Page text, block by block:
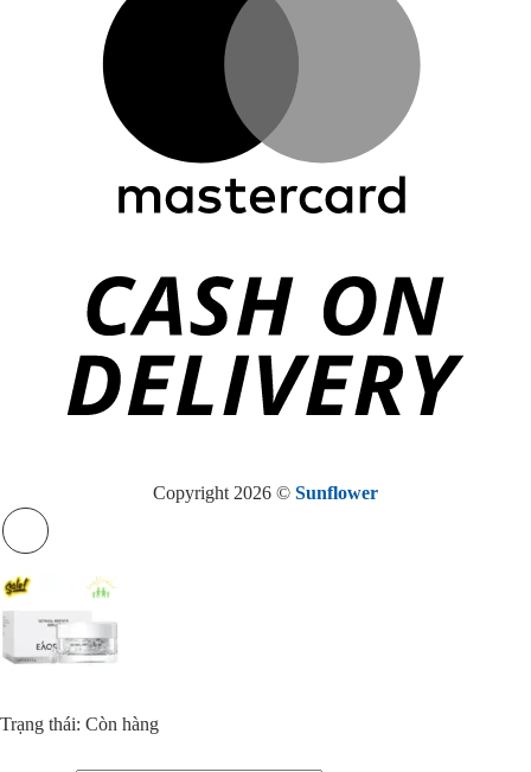
Copyright 2026 © Sunflower
Trạng thái: Còn hàng